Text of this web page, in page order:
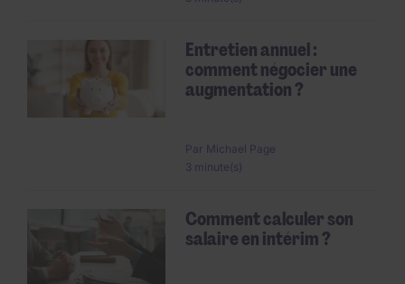
Entretien annuel :
comment négocier une
augmentation ?
Par Michael Page
3 minute(s)
Comment calculer son
salaire en intérim ?